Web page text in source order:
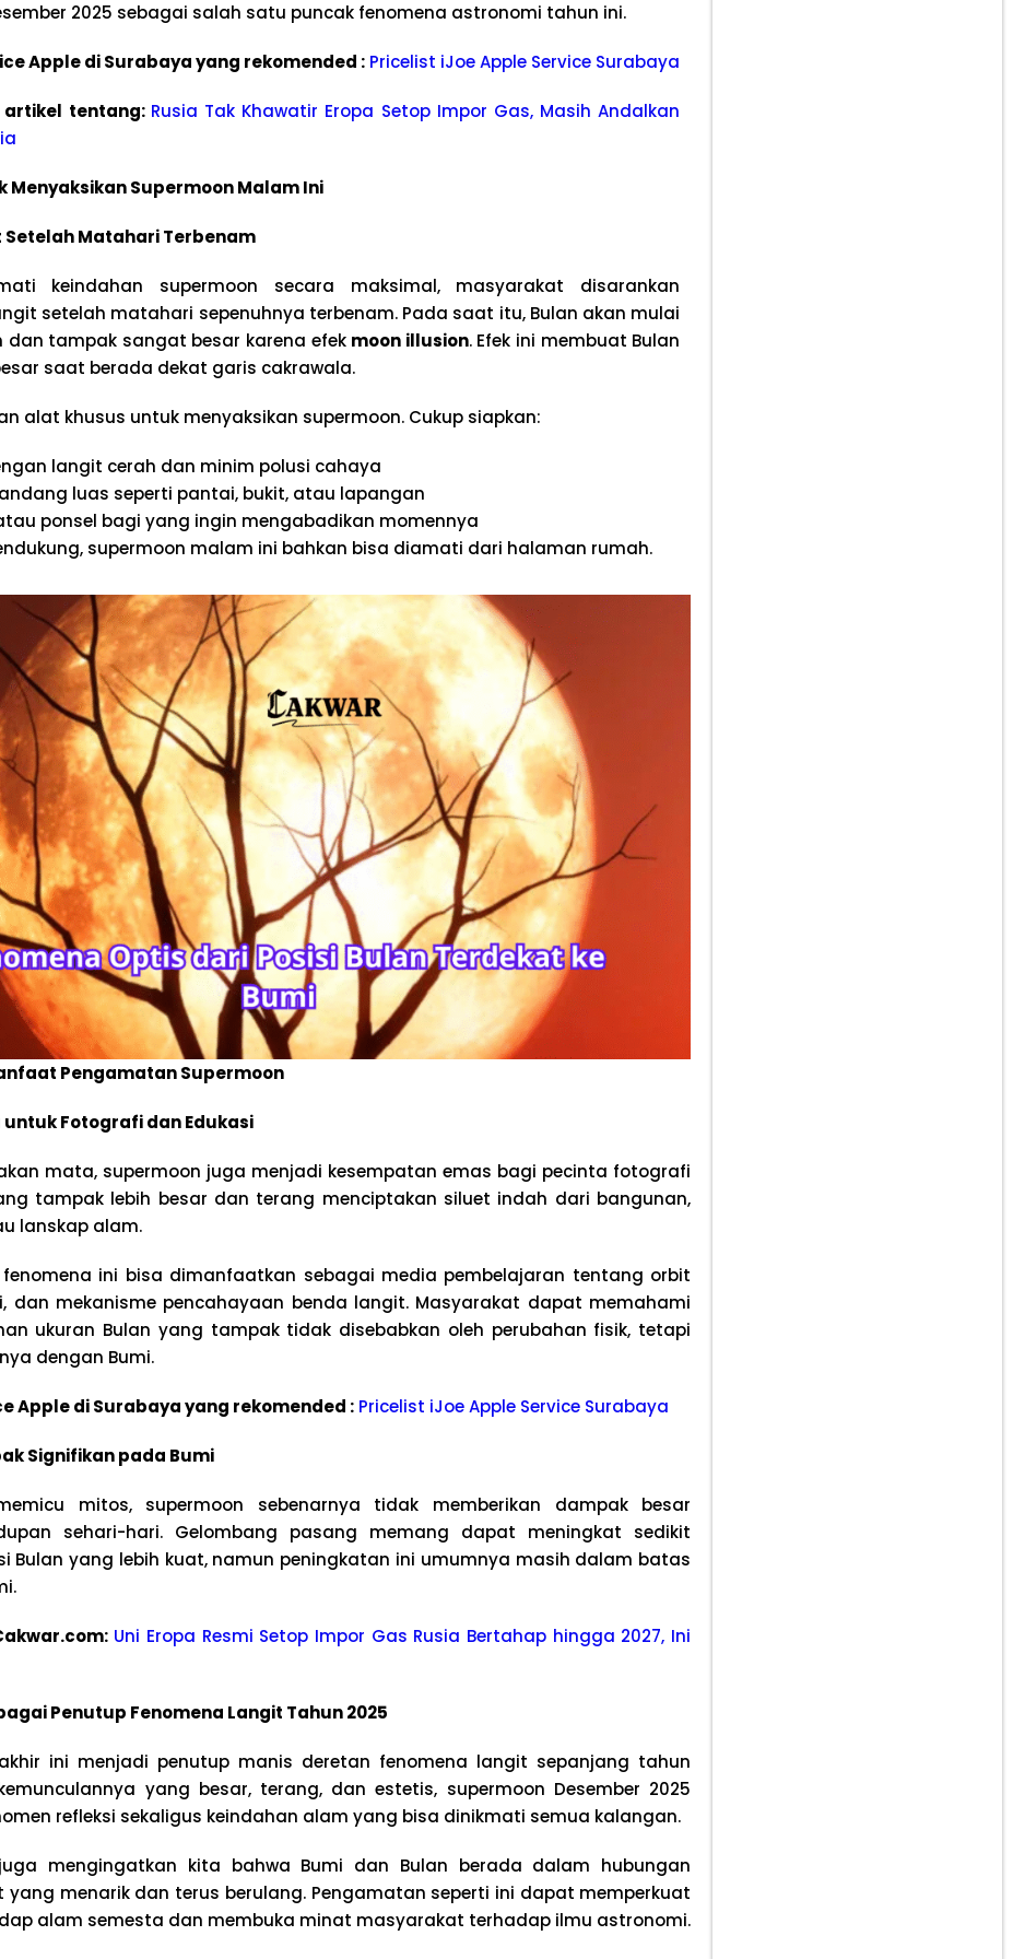
2025 sebagai salah satu puncak fenomena astronomi tahun ini.
Apple di Surabaya yang rekomended : Pricelist iJoe Apple Service Surabaya
artikel tentang: Rusia Tak Khawatir Eropa Setop Impor Gas, Masih Andalkan
Menyaksikan Supermoon Malam Ini
Setelah Matahari Terbenam
keindahan supermoon secara maksimal, masyarakat disarankan
setelah matahari sepenuhnya terbenam. Pada saat itu, Bulan akan mulai
dan tampak sangat besar karena efek moon illusion. Efek ini membuat Bulan
saat berada dekat garis cakrawala.
alat khusus untuk menyaksikan supermoon. Cukup siapkan:
langit cerah dan minim polusi cahaya
luas seperti pantai, bukit, atau lapangan
ponsel bagi yang ingin mengabadikan momennya
supermoon malam ini bahkan bisa diamati dari halaman rumah.
Pengamatan Supermoon
untuk Fotografi dan Edukasi
mata, supermoon juga menjadi kesempatan emas bagi pecinta fotografi
tampak lebih besar dan terang menciptakan siluet indah dari bangunan,
lanskap alam.
fenomena ini bisa dimanfaatkan sebagai media pembelajaran tentang orbit
dan mekanisme pencahayaan benda langit. Masyarakat dapat memahami
ukuran Bulan yang tampak tidak disebabkan oleh perubahan fisik, tetapi
dengan Bumi.
Apple di Surabaya yang rekomended : Pricelist iJoe Apple Service Surabaya
Signifikan pada Bumi
mitos, supermoon sebenarnya tidak memberikan dampak besar
sehari-hari. Gelombang pasang memang dapat meningkat sedikit
Bulan yang lebih kuat, namun peningkatan ini umumnya masih dalam batas
Uni Eropa Resmi Setop Impor Gas Rusia Bertahap hingga 2027, Ini
Penutup Fenomena Langit Tahun 2025
ini menjadi penutup manis deretan fenomena langit sepanjang tahun
yang besar, terang, dan estetis, supermoon Desember 2025
refleksi sekaligus keindahan alam yang bisa dinikmati semua kalangan.
mengingatkan kita bahwa Bumi dan Bulan berada dalam hubungan
yang menarik dan terus berulang. Pengamatan seperti ini dapat memperkuat
alam semesta dan membuka minat masyarakat terhadap ilmu astronomi.